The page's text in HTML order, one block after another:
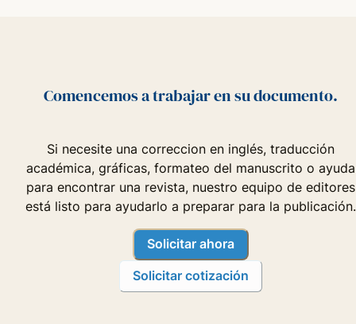
Comencemos a trabajar en su documento.
Si necesite una correccion en inglés, traducción
académica, gráficas, formateo del manuscrito o ayuda
para encontrar una revista, nuestro equipo de editores
está listo para ayudarlo a preparar para la publicación.
Solicitar ahora
Solicitar cotización